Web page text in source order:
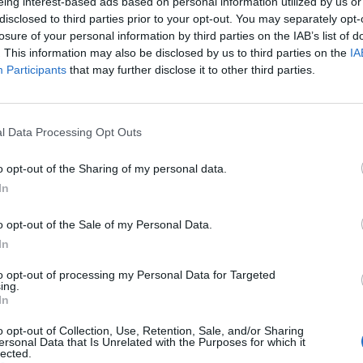
to third parties prior to your opt-out. You may separately
of your personal information by third parties on the IAB’s list of
This information may also be disclosed by us to third parties on the
Participants that may further disclose it to other third parties.
Data Processing Opt Outs
opt-out of the Sharing of my personal data.
opt-out of the Sale of my Personal Data.
opt-out of processing my Personal Data for Targeted
opt-out of Collection, Use, Retention, Sale, and/or Sharing
Data that Is Unrelated with the Purposes for which it
contenzioso legale. Il portiere non ha
una sistemazione e Sabatini ieri ha
la situazione. "Se fossi in Doni -
di tutto per mettermi in discussione
andare. Deve scattare l'orgoglio che è
più importanti per un calciatore.
soldi, non sopportare le cose". Il portiere,
Ribeirao Preto in Brasile, è stato
per raccontarci la sua verità. Come
"Non ho ancora mai parlato di
un'intervista. Sono sempre stato
in gioco e già l'anno scorso ho
di cinque anni nel 2008 e aver
per la causa della Roma non sono
americana